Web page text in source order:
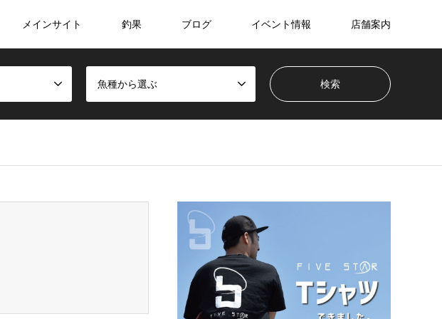
メインサイト 釣果 ブログ イベント情報 店舗案内
魚種から選ぶ